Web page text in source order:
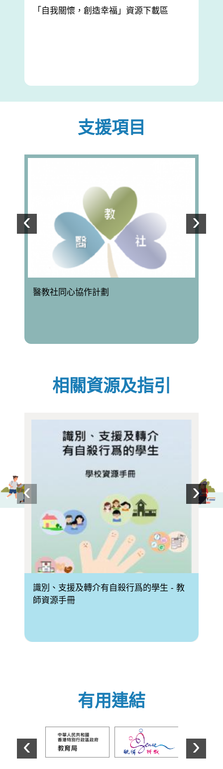
「自我關懷，創造幸福」資源下載區
支援項目
醫教社同心協作計劃
上一個
‹ ›
相關資源及指引
識別、支援及轉介有自殺行爲的學生 - 教
師資源手冊
上一個
‹ ›
有用連結
上一個
‹ ›